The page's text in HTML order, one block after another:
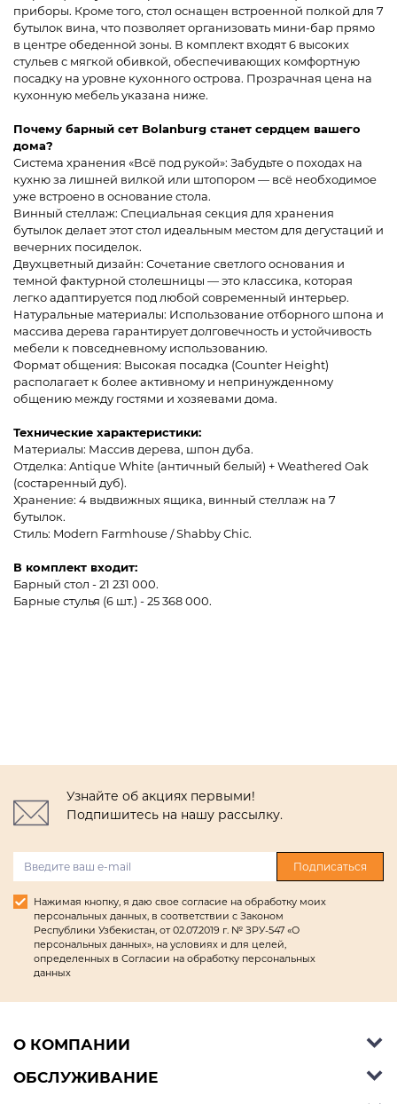
приборы. Кроме того, стол оснащен встроенной полкой для 7
бутылок вина, что позволяет организовать мини-бар прямо
в центре обеденной зоны. В комплект входят 6 высоких
стульев с мягкой обивкой, обеспечивающих комфортную
посадку на уровне кухонного острова. Прозрачная цена на
кухонную мебель указана ниже.
Почему барный сет Bolanburg станет сердцем вашего
дома?
Система хранения «Всё под рукой»: Забудьте о походах на
кухню за лишней вилкой или штопором — всё необходимое
уже встроено в основание стола.
Винный стеллаж: Специальная секция для хранения
бутылок делает этот стол идеальным местом для дегустаций и
вечерних посиделок.
Двухцветный дизайн: Сочетание светлого основания и
темной фактурной столешницы — это классика, которая
легко адаптируется под любой современный интерьер.
Натуральные материалы: Использование отборного шпона и
массива дерева гарантирует долговечность и устойчивость
мебели к повседневному использованию.
Формат общения: Высокая посадка (Counter Height)
располагает к более активному и непринужденному
общению между гостями и хозяевами дома.
Технические характеристики:
Материалы: Массив дерева, шпон дуба.
Отделка: Antique White (античный белый) + Weathered Oak
(состаренный дуб).
Хранение: 4 выдвижных ящика, винный стеллаж на 7
бутылок.
Стиль: Modern Farmhouse / Shabby Chic.
В комплект входит:
Барный стол - 21 231 000.
Барные стулья (6 шт.) - 25 368 000.
Узнайте об акциях первыми!
Подпишитесь на нашу рассылку.
Подписаться
Нажимая кнопку, я даю свое согласие на обработку моих
персональных данных, в соответствии с Законом
Республики Узбекистан, от 02.07.2019 г. № ЗРУ-547 «О
персональных данных», на условиях и для целей,
определенных в Согласии на обработку персональных
данных
О КОМПАНИИ
Об Ashley Furniture HomeStore
ОБСЛУЖИВАНИЕ